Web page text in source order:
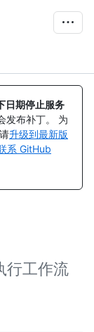
日期停止服务
发布补丁。 为
升级到最新版
系 GitHub
行工作流